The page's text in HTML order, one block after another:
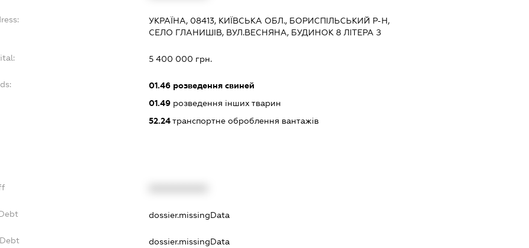
УКРАЇНА, 08413, КИЇВСЬКА ОБЛ., БОРИСПІЛЬСЬКИЙ Р-Н,
СЕЛО ГЛАНИШІВ, ВУЛ.ВЕСНЯНА, БУДИНОК 8 ЛІТЕРА З
5 400 000 грн.
01.46розведення свиней
01.49розведення інших тварин
52.24транспортне оброблення вантажів
dossier.missingData
dossier.missingData